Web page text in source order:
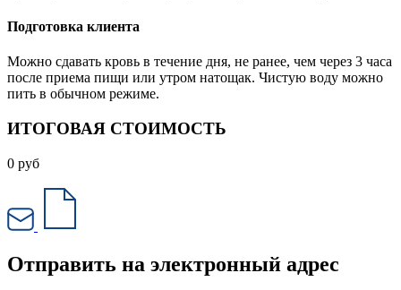
Подготовка клиента
Можно сдавать кровь в течение дня, не ранее, чем через 3 часа
после приема пищи или утром натощак. Чистую воду можно
пить в обычном режиме.
ИТОГОВАЯ СТОИМОСТЬ
0 руб
Отправить на электронный адрес